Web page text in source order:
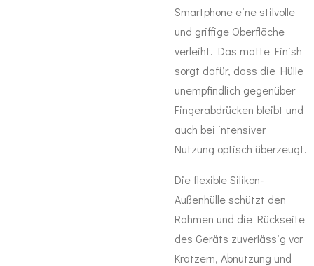
Smartphone eine stilvolle
und griffige Oberfläche
verleiht. Das matte Finish
sorgt dafür, dass die Hülle
unempfindlich gegenüber
Fingerabdrücken bleibt und
auch bei intensiver
Nutzung optisch überzeugt.
Die flexible Silikon-
Außenhülle schützt den
Rahmen und die Rückseite
des Geräts zuverlässig vor
Kratzern, Abnutzung und